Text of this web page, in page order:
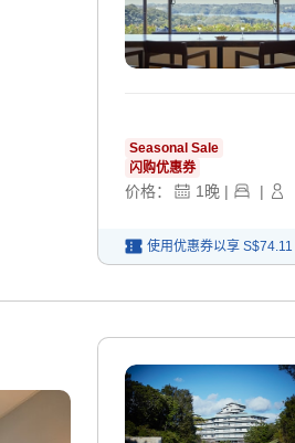
Seasonal Sale
闪购优惠券
价格： 1晚 | |
使用优惠券以享 S$74.11